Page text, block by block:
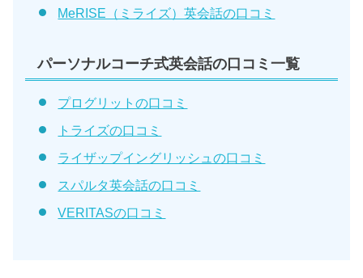
MeRISE（ミライズ）英会話の口コミ
パーソナルコーチ式英会話の口コミ一覧
プログリットの口コミ
トライズの口コミ
ライザップイングリッシュの口コミ
スパルタ英会話の口コミ
VERITASの口コミ